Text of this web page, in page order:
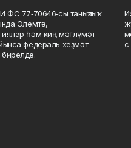
77‑70646‑сы таныҡлыҡ
Элемтә,
һәм киң мәғлүмәт
федераль хеҙмәт
с